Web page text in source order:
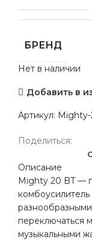
БРЕНД
Нет в наличии
Добавить в
Артикул:
Поделиться:
Описание
Mighty 20 BT —
переключаться
музыкальными